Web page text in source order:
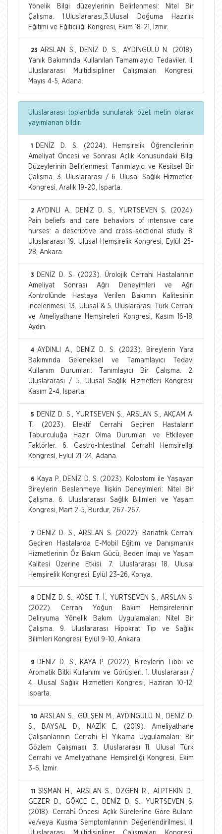
Yönelik Bilgi düzeylerinin Belirlenmesi: Nitel Bir
Çalışma. 1.Uluslararası,3.Ulusal Doğuma Hazırlık
Eğitimi ve Eğiticiliği Kongresi, Ekim 18-21, İzmir.
23 ARSLAN S., DENİZ D. S., AYDINGÜLÜ N. (2018).
Yanık Bakımında Kullanılan Tamamlayıcı Tedaviler. II.
Uluslararası Multidisipliner Çalışmaları Kongresi,
Mayıs 4-5, Adana.
Uluslararası toplantıda sunularak özet metin olarak
yayımlanan bildiri
1
DENİZ D. S. (2024). Hemşirelik Öğrencilerinin
Ameliyat Öncesi ve Sonrası Açlık Konusundaki Bilgi
Düzeylerinin Belirlenmesi: Tanımlayıcı ve Kesitsel Bir
Çalışma. 3. Uluslararası / 6. Ulusal Sağlık Hizmetleri
Kongresi, Aralık 19-20, Isparta.
2 AYDINLI A., DENİZ D. S., YURTSEVEN Ş. (2024).
Pain beliefs and care behaviors of ıntensıve care
nurses: a descriptive and cross-sectional study. 8.
Uluslararası 19. Ulusal Hemşirelik Kongresi, Eylül 25-
28, Ankara.
3
DENİZ D. S. (2023). Ürolojik Cerrahi Hastalarının
Ameliyat Sonrası Ağrı Deneyimleri ve Ağrı
Kontrolünde Hastaya Verilen Bakımın Kalitesinin
İncelenmesi. 13. Ulusal & 5. Uluslararası Türk Cerrahi
ve Ameliyathane Hemşireleri Kongresi, Kasım 16-18,
Aydın.
4 AYDINLI A., DENİZ D. S. (2023). Bireylerin Yara
Bakımında Geleneksel ve Tamamlayıcı Tedavi
Kullanım Durumları: Tanımlayıcı Bir Çalışma. 2.
Uluslararası / 5. Ulusal Sağlık Hizmetleri Kongresi,
Kasım 2-4, Isparta.
5
DENİZ D. S., YURTSEVEN Ş., ARSLAN S., AKÇAM A.
T. (2023). Elektif Cerrahi Geçiren Hastaların
Taburculuğa Hazır Olma Durumları ve Etkileyen
Faktörler. 6. Gastro-IntestInal CerrahI HemsirelIgI
KongresI, Eylül 21-24, Adana.
6
Kaya P., DENİZ D. S. (2023). Kolostomi ile Yaşayan
Bireylerin Beslenmeye İlişkin Deneyimleri: Nitel Bir
Çalışma. 6. Uluslararası Sağlık Bilimleri ve Yaşam
Kongresi, Mart 2-5, Burdur, 267-267.
7
DENİZ D. S., ARSLAN S. (2022). Bariatrik Cerrahi
Geçiren Hastalarda E-Mobil Eğitim ve Danışmanlık
Hizmetlerinin Öz Bakım Gücü, Beden İmajı ve Yaşam
Kalitesi Üzerine Etkisi. 7. Uluslararası 18. Ulusal
Hemşirelik Kongresi, Eylül 23-26, Konya.
8
DENİZ D. S., KÖSE T. İ., YURTSEVEN Ş., ARSLAN S.
(2022). Cerrahi Yoğun Bakım Hemşirelerinin
Deliryuma Yönelik Bakım Uygulamaları: Nitel Bir
Çalışma. 9. Uluslararası Hipokrat Tıp ve Sağlık
Bilimleri Kongresi, Eylül 9-10, Ankara.
9
DENİZ D. S., KAYA P. (2022). Bireylerin Tıbbi ve
Aromatik Bitki Kullanımı ve Görüşleri. 1. Uluslararası /
4. Ulusal Sağlık Hizmetleri Kongresi, Haziran 10-12,
Isparta.
10 ARSLAN S., GÜLŞEN M., AYDINGÜLÜ N., DENİZ D.
S., BAYSAL D., NAZİK E. (2019). Ameliyathane
Çalışanlarının Cerrahi El Yıkama Uygulamaları: Bir
Gözlem Çalışması. 3. Uluslararası 11. Ulusal Türk
Cerrahi ve Ameliyathane Hemşireliği Kongresi, Ekim
3-6, İzmir.
11
ŞİŞMAN H., ARSLAN S., ÖZGEN R., ALPTEKİN D.,
GEZER D., GÖKÇE E., DENİZ D. S., YURTSEVEN Ş.
(2018). Cerrahi̇ Öncesi Açlık Süreleri̇ne Göre Bulantı
ve/veya Kusma Semptomlarının Değerlendirilmesi. II.